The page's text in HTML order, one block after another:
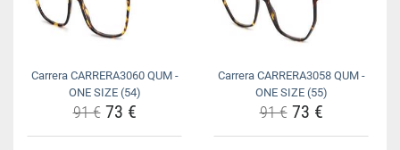
Carrera CARRERA3060 QUM -
ONE SIZE (54)
91 €73 €
Carrera CARRERA3058 QUM -
ONE SIZE (55)
91 €73 €